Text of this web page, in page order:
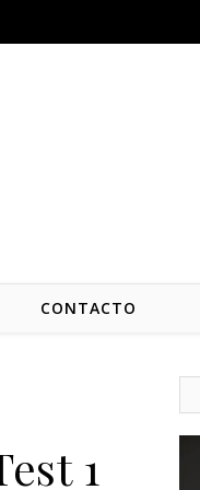
CONTACTO
1